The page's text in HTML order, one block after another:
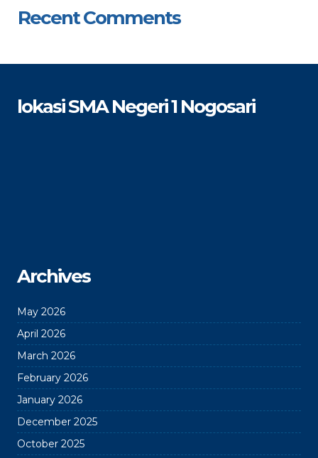
Recent Comments
lokasi SMA Negeri 1 Nogosari
Archives
May 2026
April 2026
March 2026
February 2026
January 2026
December 2025
October 2025